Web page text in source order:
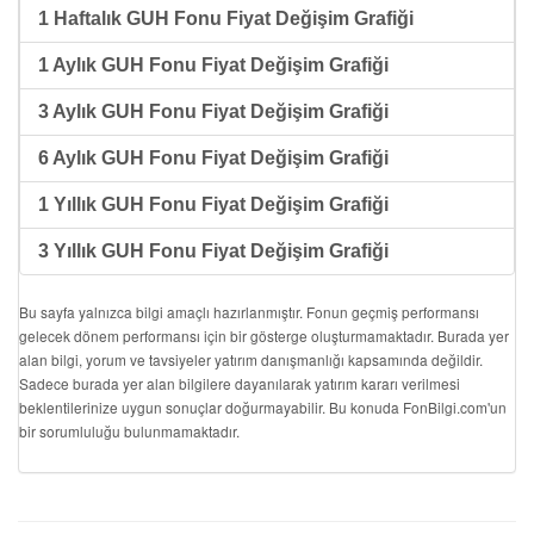
1 Haftalık GUH Fonu Fiyat Değişim Grafiği
1 Aylık GUH Fonu Fiyat Değişim Grafiği
3 Aylık GUH Fonu Fiyat Değişim Grafiği
6 Aylık GUH Fonu Fiyat Değişim Grafiği
1 Yıllık GUH Fonu Fiyat Değişim Grafiği
3 Yıllık GUH Fonu Fiyat Değişim Grafiği
Bu sayfa yalnızca bilgi amaçlı hazırlanmıştır. Fonun geçmiş performansı
gelecek dönem performansı için bir gösterge oluşturmamaktadır. Burada yer
alan bilgi, yorum ve tavsiyeler yatırım danışmanlığı kapsamında değildir.
Sadece burada yer alan bilgilere dayanılarak yatırım kararı verilmesi
beklentilerinize uygun sonuçlar doğurmayabilir. Bu konuda FonBilgi.com'un
bir sorumluluğu bulunmamaktadır.